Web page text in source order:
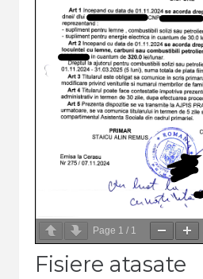
Page 1 / 1
Fisiere atasate